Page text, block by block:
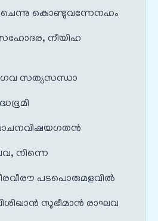
ചെന്നു കൊണ്ടുവന്നേനഹം
നീയിഹ
സത്യസന്ധാ
നിന്നെ
പടപൊരുമളവിൽ
സുഭീമാൻ രാഘവ